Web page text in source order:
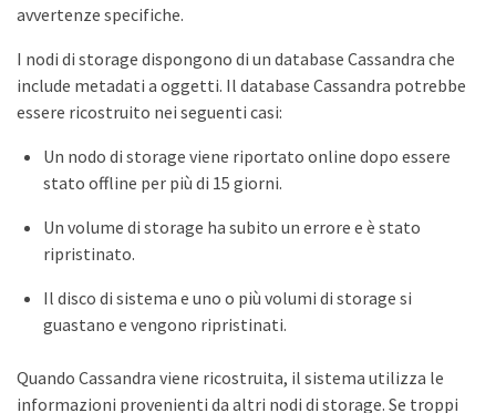
avvertenze specifiche.
I nodi di storage dispongono di un database Cassandra che
include metadati a oggetti. Il database Cassandra potrebbe
essere ricostruito nei seguenti casi:
Un nodo di storage viene riportato online dopo essere
stato offline per più di 15 giorni.
Un volume di storage ha subito un errore e è stato
ripristinato.
Il disco di sistema e uno o più volumi di storage si
guastano e vengono ripristinati.
Quando Cassandra viene ricostruita, il sistema utilizza le
informazioni provenienti da altri nodi di storage. Se troppi